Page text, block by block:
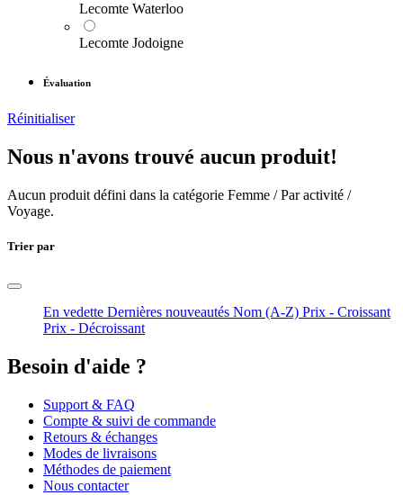
Lecomte Waterloo
Lecomte Jodoigne
Évaluation
Réinitialiser
Nous n'avons trouvé aucun produit!
Aucun produit défini dans la catégorie Femme / Par activité /
Voyage.
Trier par
En vedette Dernières nouveautés Nom (A-Z) Prix - Croissant
Prix - Décroissant
Besoin d'aide ?
Support & FAQ
Compte & suivi de commande
Retours & échanges
Modes de livraisons
Méthodes de paiement
Nous contacter